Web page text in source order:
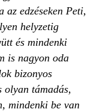
az edzéseken Peti,
helyzetig
és mindenki
is nagyon oda
bizonyos
olyan támadás,
mindenki be van